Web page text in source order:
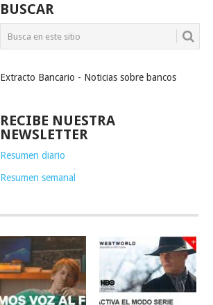
BUSCAR
Extracto Bancario - Noticias sobre bancos
RECIBE NUESTRA
NEWSLETTER
Resumen diario
Resumen semanal